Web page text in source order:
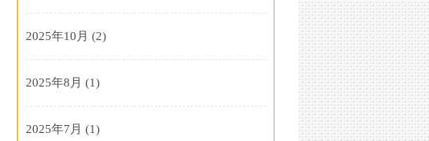
2025年10月 (2)
2025年8月 (1)
2025年7月 (1)